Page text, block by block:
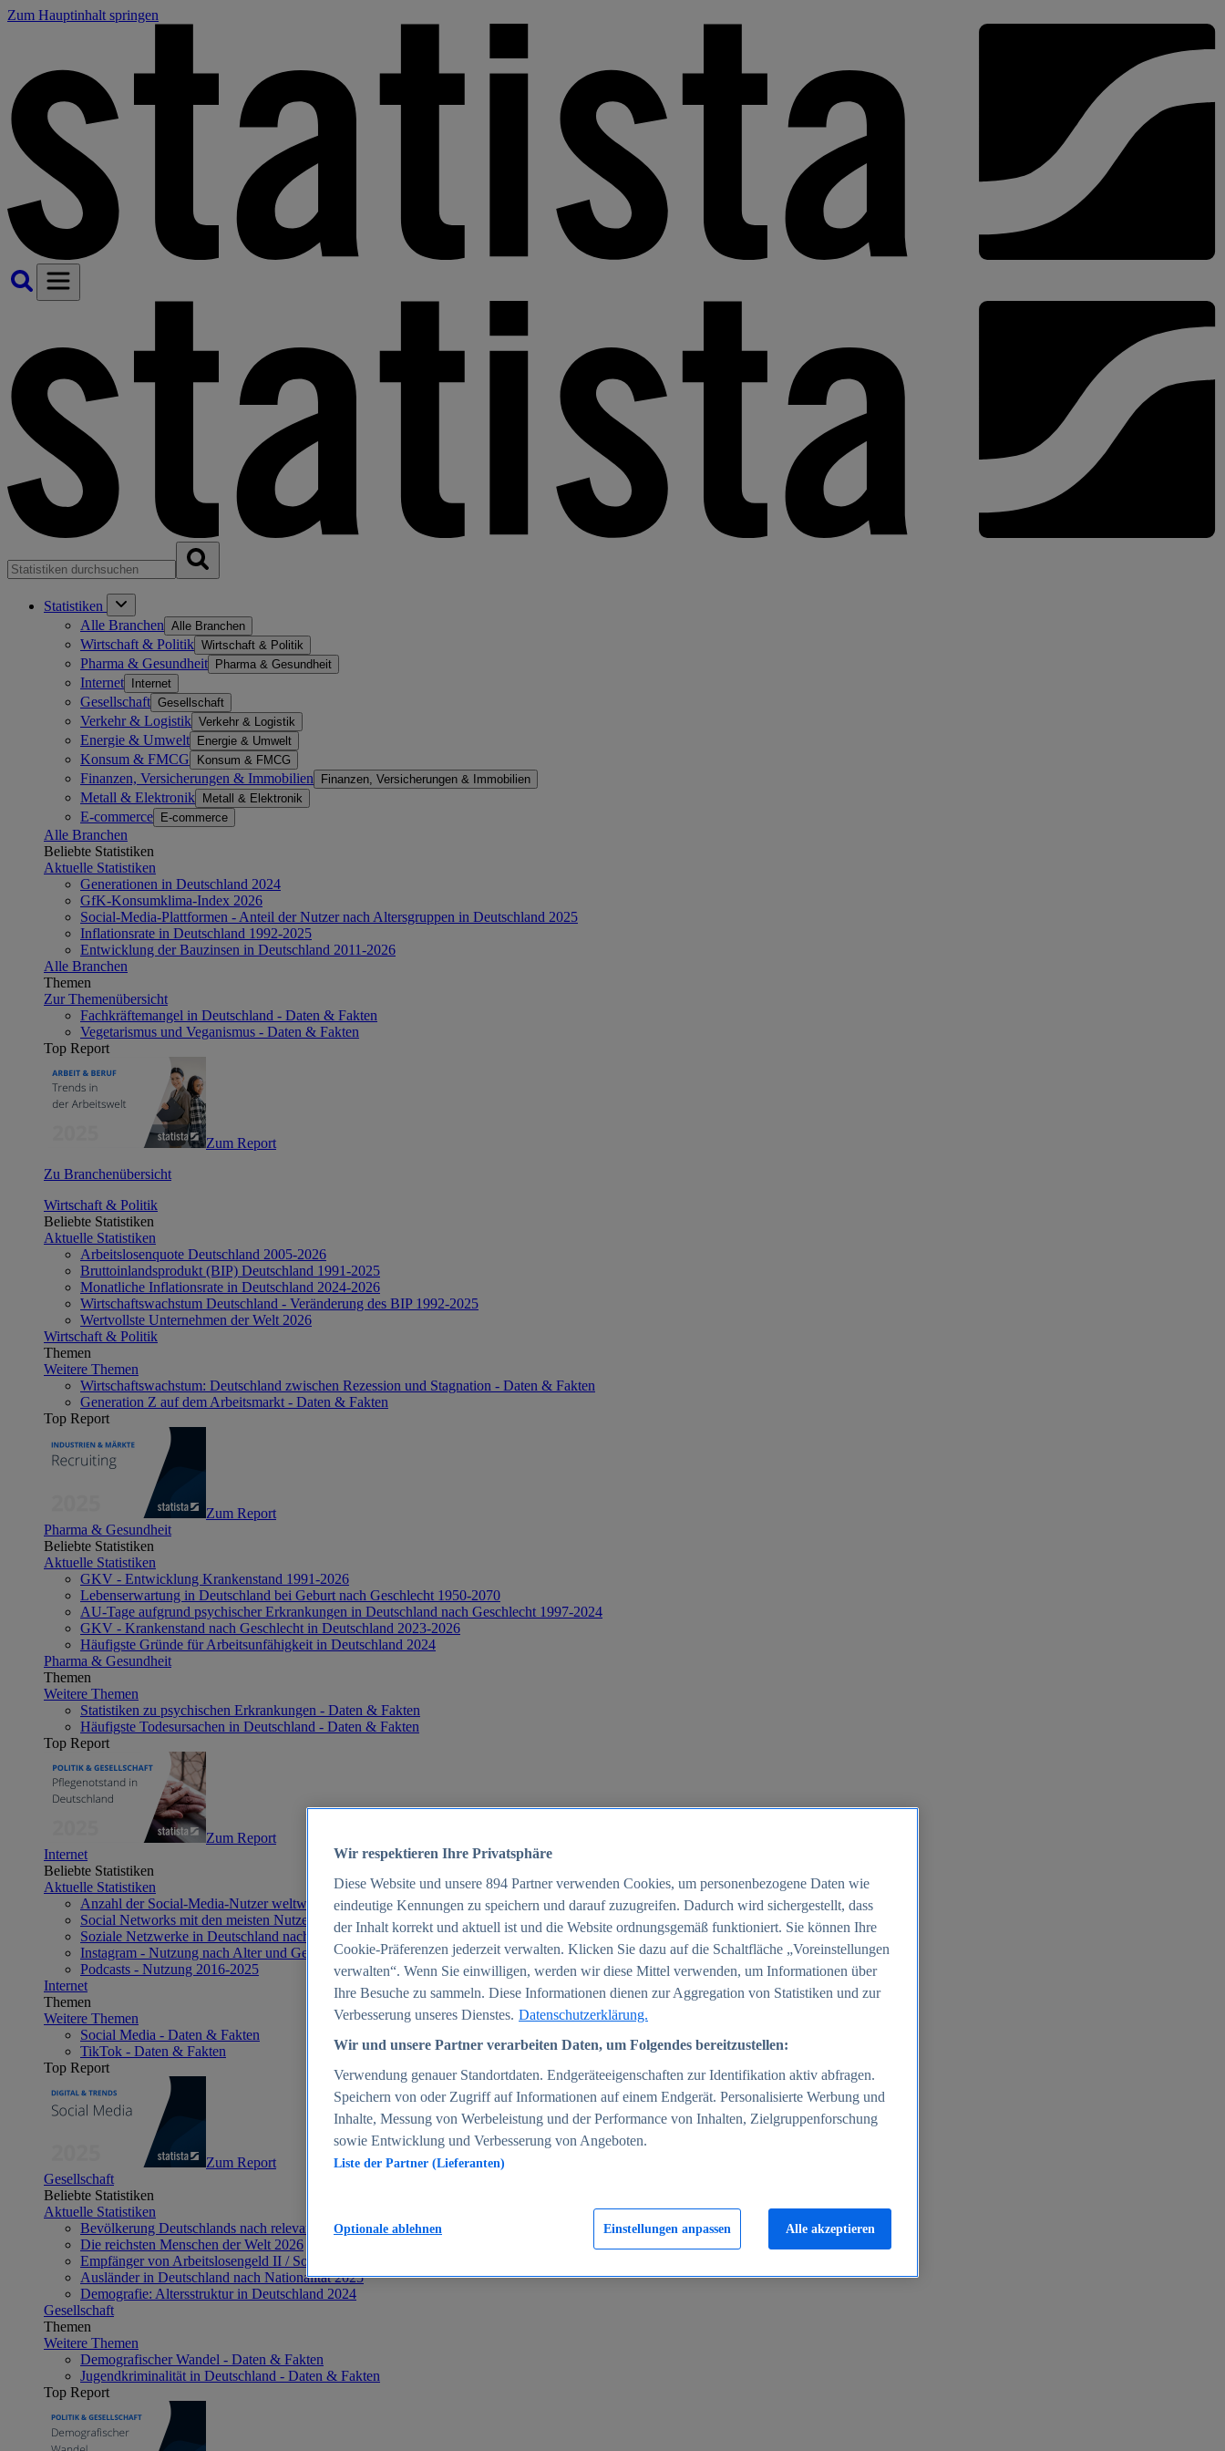
Zum Hauptinhalt springen
Statistiken
Alle Branchen Alle Branchen
Wirtschaft & Politik Wirtschaft & Politik
Pharma & Gesundheit Pharma & Gesundheit
Internet Internet
Gesellschaft Gesellschaft
Verkehr & Logistik Verkehr & Logistik
Energie & Umwelt Energie & Umwelt
Konsum & FMCG Konsum & FMCG
Finanzen, Versicherungen & Immobilien Finanzen, Versicherungen & Immobilien
Metall & Elektronik Metall & Elektronik
E-commerce E-commerce
Alle Branchen
Beliebte Statistiken
Aktuelle Statistiken
Generationen in Deutschland 2024
GfK-Konsumklima-Index 2026
Social-Media-Plattformen - Anteil der Nutzer nach Altersgruppen in Deutschland 2025
Inflationsrate in Deutschland 1992-2025
Entwicklung der Bauzinsen in Deutschland 2011-2026
Alle Branchen
Themen
Zur Themenübersicht
Fachkräftemangel in Deutschland - Daten & Fakten
Vegetarismus und Veganismus - Daten & Fakten
Top Report
Zum Report
Zu Branchenübersicht
Wirtschaft & Politik
Beliebte Statistiken
Aktuelle Statistiken
Arbeitslosenquote Deutschland 2005-2026
Bruttoinlandsprodukt (BIP) Deutschland 1991-2025
Monatliche Inflationsrate in Deutschland 2024-2026
Wirtschaftswachstum Deutschland - Veränderung des BIP 1992-2025
Wertvollste Unternehmen der Welt 2026
Wirtschaft & Politik
Themen
Weitere Themen
Wirtschaftswachstum: Deutschland zwischen Rezession und Stagnation - Daten & Fakten
Generation Z auf dem Arbeitsmarkt - Daten & Fakten
Top Report
Zum Report
Pharma & Gesundheit
Beliebte Statistiken
Aktuelle Statistiken
GKV - Entwicklung Krankenstand 1991-2026
Lebenserwartung in Deutschland bei Geburt nach Geschlecht 1950-2070
AU-Tage aufgrund psychischer Erkrankungen in Deutschland nach Geschlecht 1997-2024
GKV - Krankenstand nach Geschlecht in Deutschland 2023-2026
Häufigste Gründe für Arbeitsunfähigkeit in Deutschland 2024
Pharma & Gesundheit
Themen
Weitere Themen
Statistiken zu psychischen Erkrankungen - Daten & Fakten
Häufigste Todesursachen in Deutschland - Daten & Fakten
Top Report
Zum Report
Internet
Beliebte Statistiken
Aktuelle Statistiken
Anzahl der Social-Media-Nutzer weltweit 2012-2025
Social Networks mit den meisten Nutzern weltweit 2025
Soziale Netzwerke in Deutschland nach Generationen 2025
Instagram - Nutzung nach Alter und Geschlecht in Deutschland 2025
Podcasts - Nutzung 2016-2025
Internet
Themen
Weitere Themen
Social Media - Daten & Fakten
TikTok - Daten & Fakten
Top Report
Zum Report
Gesellschaft
Beliebte Statistiken
Aktuelle Statistiken
Bevölkerung Deutschlands nach relevanten Altersgruppen 2024
Die reichsten Menschen der Welt 2026
Empfänger von Arbeitslosengeld II / Sozialgeld / Bürgergeld in Deutschland 2005-2025
Ausländer in Deutschland nach Nationalität 2025
Demografie: Altersstruktur in Deutschland 2024
Gesellschaft
Themen
Weitere Themen
Demografischer Wandel - Daten & Fakten
Jugendkriminalität in Deutschland - Daten & Fakten
Top Report
Wir respektieren Ihre Privatsphäre
Diese Website und unsere 894 Partner verwenden Cookies, um personenbezogene Daten wie
eindeutige Kennungen zu speichern und darauf zuzugreifen. Dadurch wird sichergestellt, dass
der Inhalt korrekt und aktuell ist und die Website ordnungsgemäß funktioniert. Sie können Ihre
Cookie-Präferenzen jederzeit verwalten. Klicken Sie dazu auf die Schaltfläche „Voreinstellungen
verwalten“. Wenn Sie einwilligen, werden wir diese Mittel verwenden, um Informationen über
Ihre Besuche zu sammeln. Diese Informationen dienen zur Aggregation von Statistiken und zur
Verbesserung unseres Dienstes. Datenschutzerklärung.
Wir und unsere Partner verarbeiten Daten, um Folgendes bereitzustellen:
Verwendung genauer Standortdaten. Endgeräteeigenschaften zur Identifikation aktiv abfragen.
Speichern von oder Zugriff auf Informationen auf einem Endgerät. Personalisierte Werbung und
Inhalte, Messung von Werbeleistung und der Performance von Inhalten, Zielgruppenforschung
sowie Entwicklung und Verbesserung von Angeboten.
Liste der Partner (Lieferanten)
Einstellungen anpassen
Optionale ablehnen Alle akzeptieren